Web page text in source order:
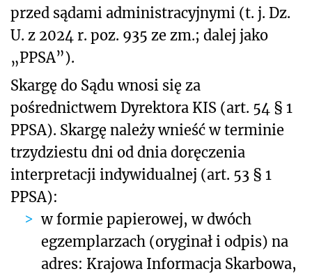
przed sądami administracyjnymi (t. j. Dz.
U. z 2024 r. poz. 935 ze zm.; dalej jako
„PPSA”).
Skargę do Sądu wnosi się za
pośrednictwem Dyrektora KIS (art. 54 § 1
PPSA). Skargę należy wnieść w terminie
trzydziestu dni od dnia doręczenia
interpretacji indywidualnej (art. 53 § 1
PPSA):
w formie papierowej, w dwóch
egzemplarzach (oryginał i odpis) na
adres: Krajowa Informacja Skarbowa,